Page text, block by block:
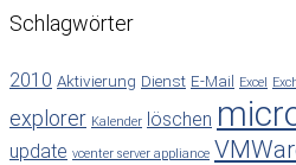
Schlagwörter
2010 Aktivierung Dienst E-Mail Excel
explorer Kalender löschen
update vcenter server appliance